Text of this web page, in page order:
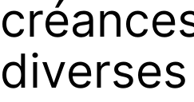
diverses